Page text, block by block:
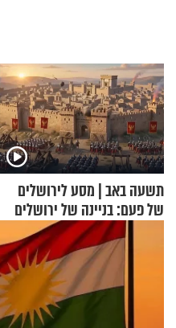
תשעה באב | מסע לירושלים
של פעם: בניינה של ירושלים